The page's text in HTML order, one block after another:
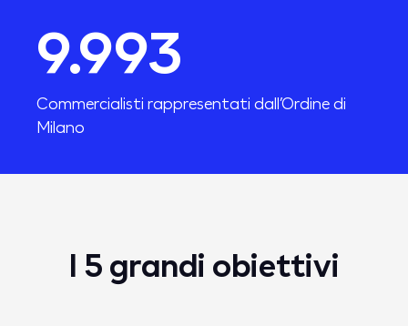
10.000
Commercialisti rappresentati dall’Ordine di
Milano
I 5 grandi obiettivi